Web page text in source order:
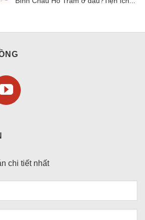
chi tiết nhất